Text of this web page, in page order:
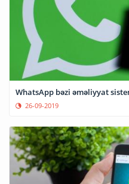
26-09-2019